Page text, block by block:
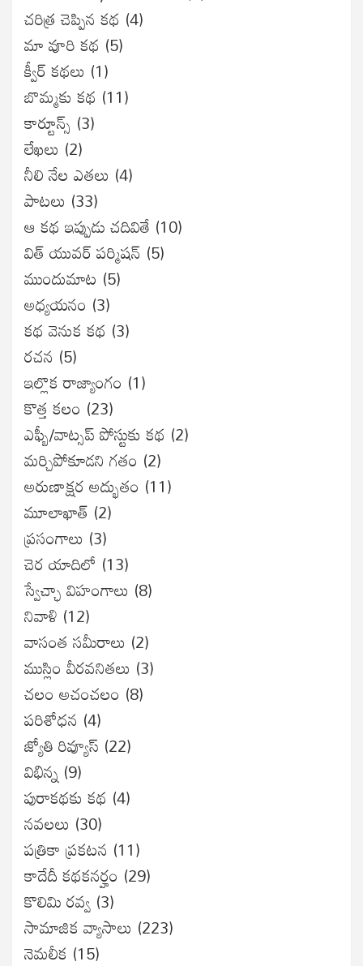
చరిత్ర చెప్పిన కథ (4)
మా వూరి కథ (5)
క్వీర్ కథలు (1)
బొమ్మకు కథ (11)
కార్టూన్స్ (3)
లేఖలు (2)
నీలి నేల ఎతలు (4)
పాటలు (33)
ఆ కథ ఇప్పుడు చదివితే (10)
విత్ యువర్ పర్మిషన్ (5)
ముందుమాట (5)
అధ్యయనం (3)
కథ వెనుక కథ (3)
రచన (5)
ఇల్లొక రాజ్యాంగం (1)
కొత్త కలం (23)
ఎఫ్బీ/వాట్సప్ పోస్టుకు కథ (2)
మర్చిపోకూడని గతం (2)
అరుణాక్షర అద్భుతం (11)
మూలాఖాత్ (2)
ప్రసంగాలు (3)
చెర యాదిలో (13)
స్వేచ్ఛా విహంగాలు (8)
నివాళి (12)
వాసంత సమీరాలు (2)
ముస్లిం వీరవనితలు (3)
చలం అచంచలం (8)
ప‌రిశోధ‌న‌ (4)
జ్యోతి రివ్యూస్ (22)
విభిన్న (9)
పురాకథకు కథ (4)
నవలలు (30)
పత్రికా ప్రకటన (11)
కాదేదీ కథకనర్హం (29)
కొలిమి రవ్వ (3)
సామాజిక వ్యాసాలు (223)
నెమలీక (15)